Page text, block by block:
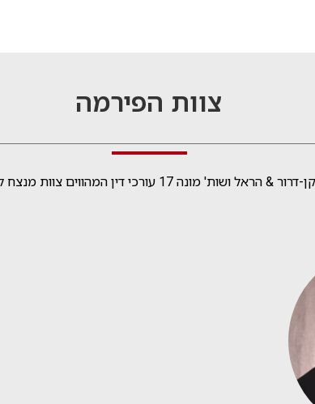
צוות הפירמה
ושות' מונה 17 עורכי דין המהווים צוות מנצח לשירותכם.